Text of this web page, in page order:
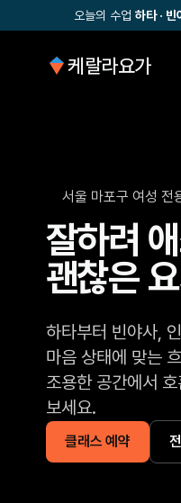
오늘의 수업 하타 · 빈
케랄라요가
서울 마포구 여성 전
잘하려
괜찮은
하타부터 빈야사,
마음 상태에 맞는
조용한 공간에서
보세요.
클래스 예약